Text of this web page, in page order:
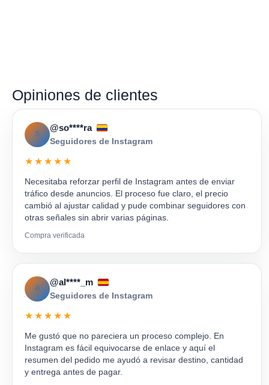
Opiniones de clientes
S
@so****ra
Seguidores de Instagram
★★★★★
Necesitaba reforzar perfil de Instagram antes de enviar
tráfico desde anuncios. El proceso fue claro, el precio
cambió al ajustar calidad y pude combinar seguidores con
otras señales sin abrir varias páginas.
Compra verificada
A
@al****_m
Seguidores de Instagram
★★★★★
Me gustó que no pareciera un proceso complejo. En
Instagram es fácil equivocarse de enlace y aquí el
resumen del pedido me ayudó a revisar destino, cantidad
y entrega antes de pagar.